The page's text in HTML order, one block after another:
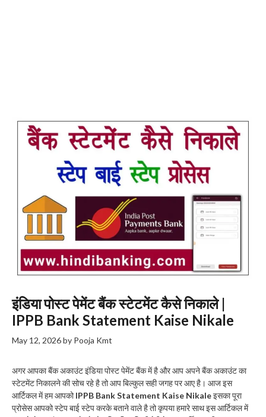
इंडिया पोस्ट पेमेंट बैंक स्टेटमेंट कैसे निकाले |
IPPB Bank Statement Kaise Nikale
May 12, 2026by Pooja Kmt
अगर आपका बैंक अकाउंट इंडिया पोस्ट पेमेंट बैंक में है और आप अपने बैंक अकाउंट का
स्टेटमेंट निकालने की सोच रहे है तो आप बिल्कुल सही जगह पर आए है। आज इस
आर्टिकल में हम आपकोIPPB Bank Statement Kaise Nikaleइसका पूरा
प्रोसेस आपको स्टेप बाई स्टेप करके बताने वाले है तो कृपया हमारे साथ इस आर्टिकल में